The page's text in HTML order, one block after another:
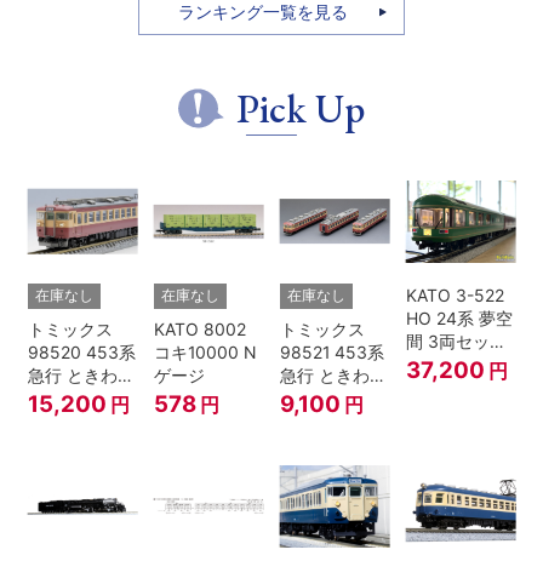
ランキング一覧を見る
Pick Up
在庫なし
トミックス
98520 453系
急行 ときわ
基本4両セッ
ト Nゲージ
15,200 円
在庫なし
KATO 8002
コキ10000 N
ゲージ
578 円
在庫なし
トミックス
98521 453系
急行 ときわ
増結3両セッ
ト Nゲージ
9,100 円
KATO 3-522
HO 24系 夢空
間 3両セット
HOゲージ
37,200 円